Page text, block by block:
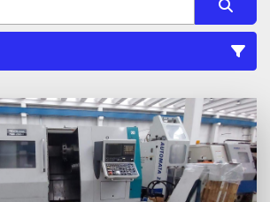
Trier par